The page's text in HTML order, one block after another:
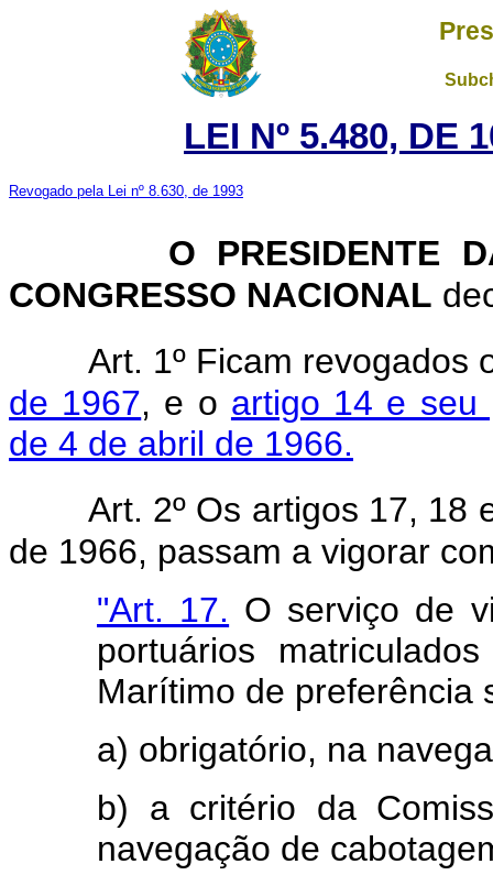
LEI Nº 5.480, DE
Revogado pela Lei nº 8.630, de 1993
O PRESIDENTE
CONGRESSO NACIONAL
Art. 1º Ficam revogados
de 1967, e o artigo 14 e seu
de 4 de abril de 1966.
Art. 2º Os artigos 17, 18
de 1966, passam a vigorar
"Art. 17. O serviço de
portuários
Marítimo de preferência
a) obrigatório, na
b) a critério da
navegação de